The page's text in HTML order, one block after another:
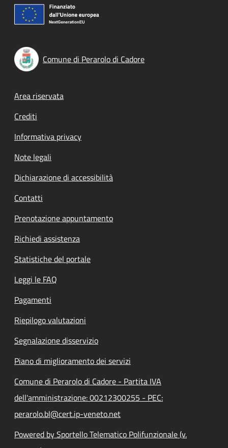
Comune di Perarolo di Cadore
Footer menu
Area riservata
Crediti
Informativa privacy
Note legali
Dichiarazione di accessibilità
Contatti
Prenotazione appuntamento
Richiedi assistenza
Statistiche del portale
Leggi le FAQ
Pagamenti
Riepilogo valutazioni
Segnalazione disservizio
Piano di miglioramento dei servizi
Comune di Perarolo di Cadore - Partita IVA
dell'amministrazione: 00212300255 - PEC:
perarolo.bl@cert.ip-veneto.net
Powered by Sportello Telematico Polifunzionale (v.